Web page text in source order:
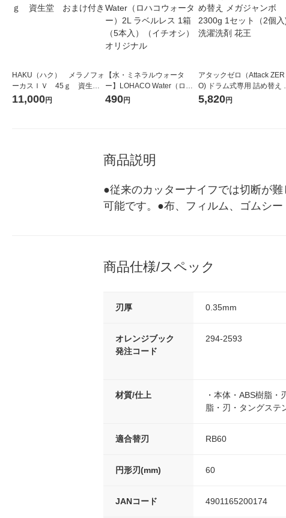
HAKU（ハク） メラノフォ
ーカスＩＶ 45ｇ 資生
堂 おまけ付き
11,000円
【水・ミネラルウォータ
ー】LOHACO Water（ロハ
コウォーター）2L ラベルレ
490円
アタックゼロ（Attack ZER
O) ドラム式専用 詰め替え
ガジャンボ 2300g 1セット
5,820円
商品説明
●従来のカッターナイフでは切断が
可能です。●布、フィルム、ゴムシー
商品仕様/スペック
刃厚 0.35mm
オレンジブック
発注コード
294-2593
材質/仕上
・本体・ABS樹脂
脂・刃・タングステ
適合替刃 RB60
円形刃(mm) 60
JANコード 4901165200174